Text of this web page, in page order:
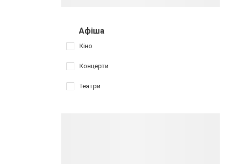
Афіша
Кіно
Концерти
Театри